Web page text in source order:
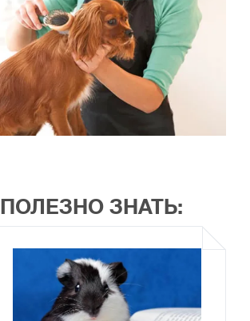
ПОЛЕЗНО ЗНАТЬ: